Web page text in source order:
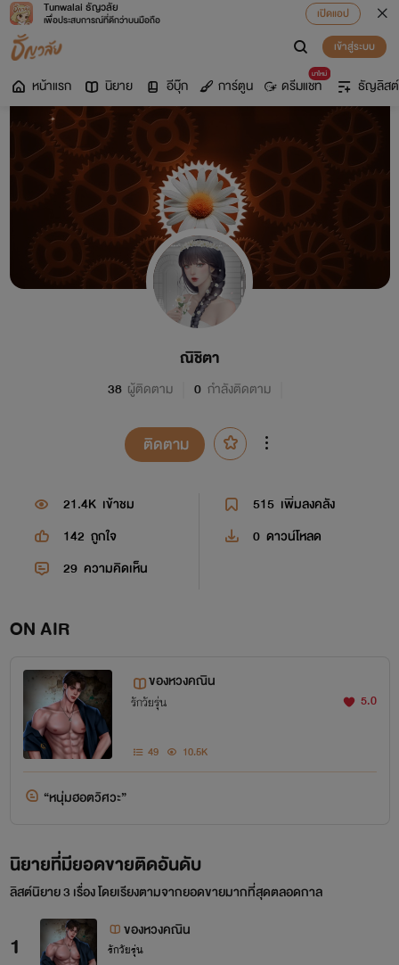
Tunwalai ธัญวลัย
เพื่อประสบการณ์ที่ดีกว่าบนมือถือ
เปิดแอป
เข้าสู่ระบบ
หน้าแรก นิยาย อีบุ๊ก การ์ตูน
มาใหม่
ดรีมแชท ธัญลิสต์
ณิชิตา
38 ผู้ติดตาม 0 กำลังติดตาม
ติดตาม
21.4K เข้าชม 515 เพิ่มลงคลัง
142 ถูกใจ 0 ดาวน์โหลด
29 ความคิดเห็น
ON AIR
ของหวงคณิน
รักวัยรุ่น 5.0
49 10.5K
“หนุ่มฮอตวิศวะ”
นิยายที่มียอดขายติดอันดับ
ลิสต์นิยาย 3 เรื่อง โดยเรียงตามจากยอดขายมากที่สุดตลอดกาล
1 ของหวงคณิน
รักวัยรุ่น